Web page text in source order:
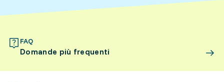
FAQ
Domande più frequenti